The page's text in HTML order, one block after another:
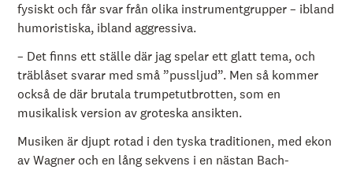
fysiskt och får svar från olika instrumentgrupper – ibland
humoristiska, ibland aggressiva.
– Det finns ett ställe där jag spelar ett glatt tema, och
träblåset svarar med små ”pussljud”. Men så kommer
också de där brutala trumpetutbrotten, som en
musikalisk version av groteska ansikten.
Musiken är djupt rotad i den tyska traditionen, med ekon
av Wagner och en lång sekvens i en nästan Bach-